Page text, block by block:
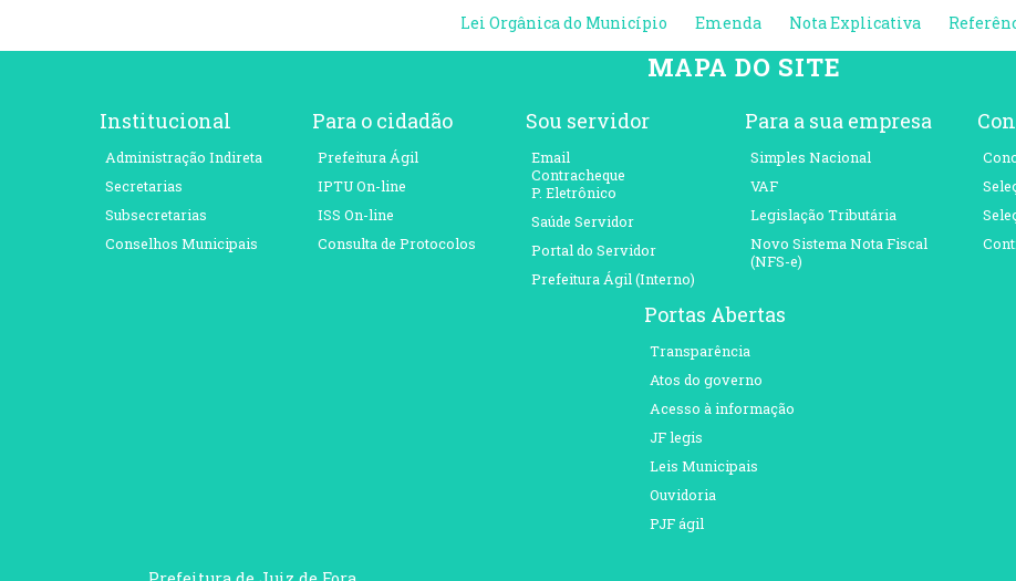
Lei Orgânica do Município Emenda Nota Explicativa
MAPA DO SITE
Institucional
Administração Indireta
Secretarias
Subsecretarias
Conselhos Municipais
Para o cidadão
Prefeitura Ágil
IPTU On-line
ISS On-line
Consulta de Protocolos
Sou servidor
Email
Contracheque
P. Eletrônico
Saúde Servidor
Portal do Servidor
Prefeitura Ágil (Interno)
Para a sua empresa
Simples Nacional
VAF
Legislação Tributária
Novo Sistema Nota Fiscal
(NFS-e)
Portas Abertas
Transparência
Atos do governo
Acesso à informação
JF legis
Leis Municipais
Ouvidoria
PJF ágil